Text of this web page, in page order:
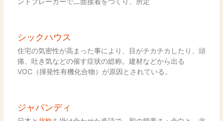
シックハウス
住宅の気密性が高まった事により、目がチカチカしたり、頭
痛、吐き気などの催す症状の総称。建材などから出る
VOC（揮発性有機化合物）が原因とされている。
ジャパンディ